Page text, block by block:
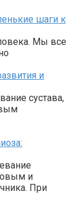
шаги к
Мы все
и
сустава,
и
При